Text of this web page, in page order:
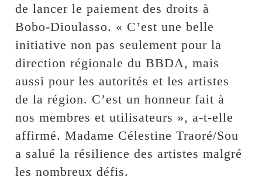
de lancer le paiement des droits à
Bobo-Dioulasso. « C’est une belle
initiative non pas seulement pour la
direction régionale du BBDA, mais
aussi pour les autorités et les artistes
de la région. C’est un honneur fait à
nos membres et utilisateurs », a-t-elle
affirmé. Madame Célestine Traoré/Sou
a salué la résilience des artistes malgré
les nombreux défis.